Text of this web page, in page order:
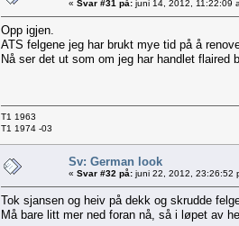
« Svar #31 på: juni 14, 2012, 11:22:09
Opp igjen.
ATS felgene jeg har brukt mye tid på å
Nå ser det ut som om jeg har handlet flaired
T1 1963
T1 1974 -03
Sv: German look
« Svar #32 på: juni 22, 2012, 23:26:52
Tok sjansen og heiv på dekk og skrudde
Må bare litt mer ned foran nå, så i løpet av